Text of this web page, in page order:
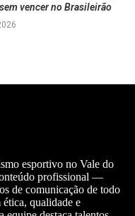
vencer no Brasileirão
esportivo no Vale do
profissional —
de comunicação de todo
qualidade e